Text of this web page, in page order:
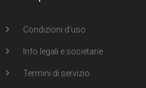
Condizioni d'uso
Info legali e societarie
Termini di servizio